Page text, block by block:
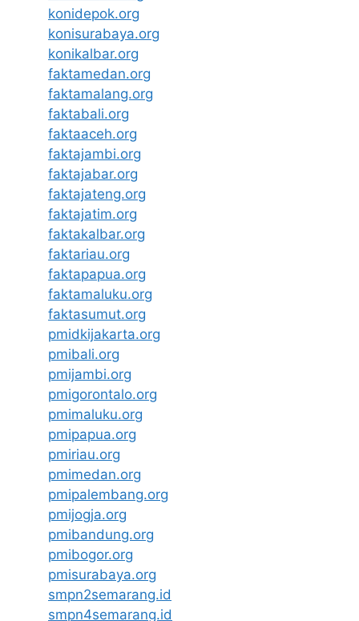
konidepok.org
konisurabaya.org
konikalbar.org
faktamedan.org
faktamalang.org
faktabali.org
faktaaceh.org
faktajambi.org
faktajabar.org
faktajateng.org
faktajatim.org
faktakalbar.org
faktariau.org
faktapapua.org
faktamaluku.org
faktasumut.org
pmidkijakarta.org
pmibali.org
pmijambi.org
pmigorontalo.org
pmimaluku.org
pmipapua.org
pmiriau.org
pmimedan.org
pmipalembang.org
pmijogja.org
pmibandung.org
pmibogor.org
pmisurabaya.org
smpn2semarang.id
smpn4semarang.id